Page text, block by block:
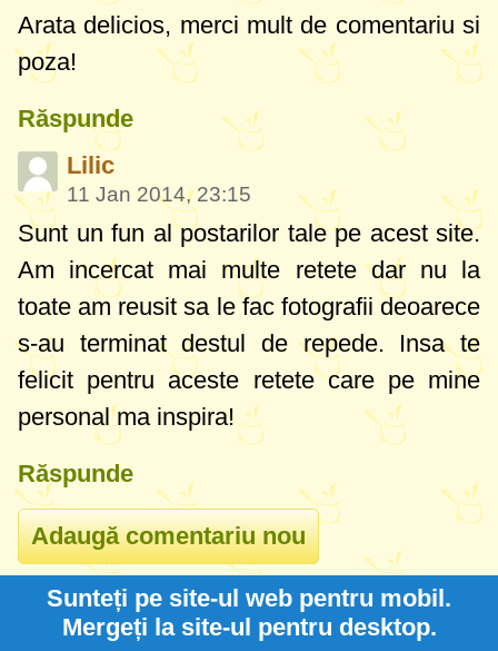
Arata delicios, merci mult de comentariu si
poza!
Răspunde
Lilic
11 Jan 2014, 23:15
Sunt un fun al postarilor tale pe acest site.
Am incercat mai multe retete dar nu la
toate am reusit sa le fac fotografii deoarece
s-au terminat destul de repede. Insa te
felicit pentru aceste retete care pe mine
personal ma inspira!
Răspunde
Sunteți pe site-ul web pentru mobil.
Mergeți la site-ul pentru desktop.